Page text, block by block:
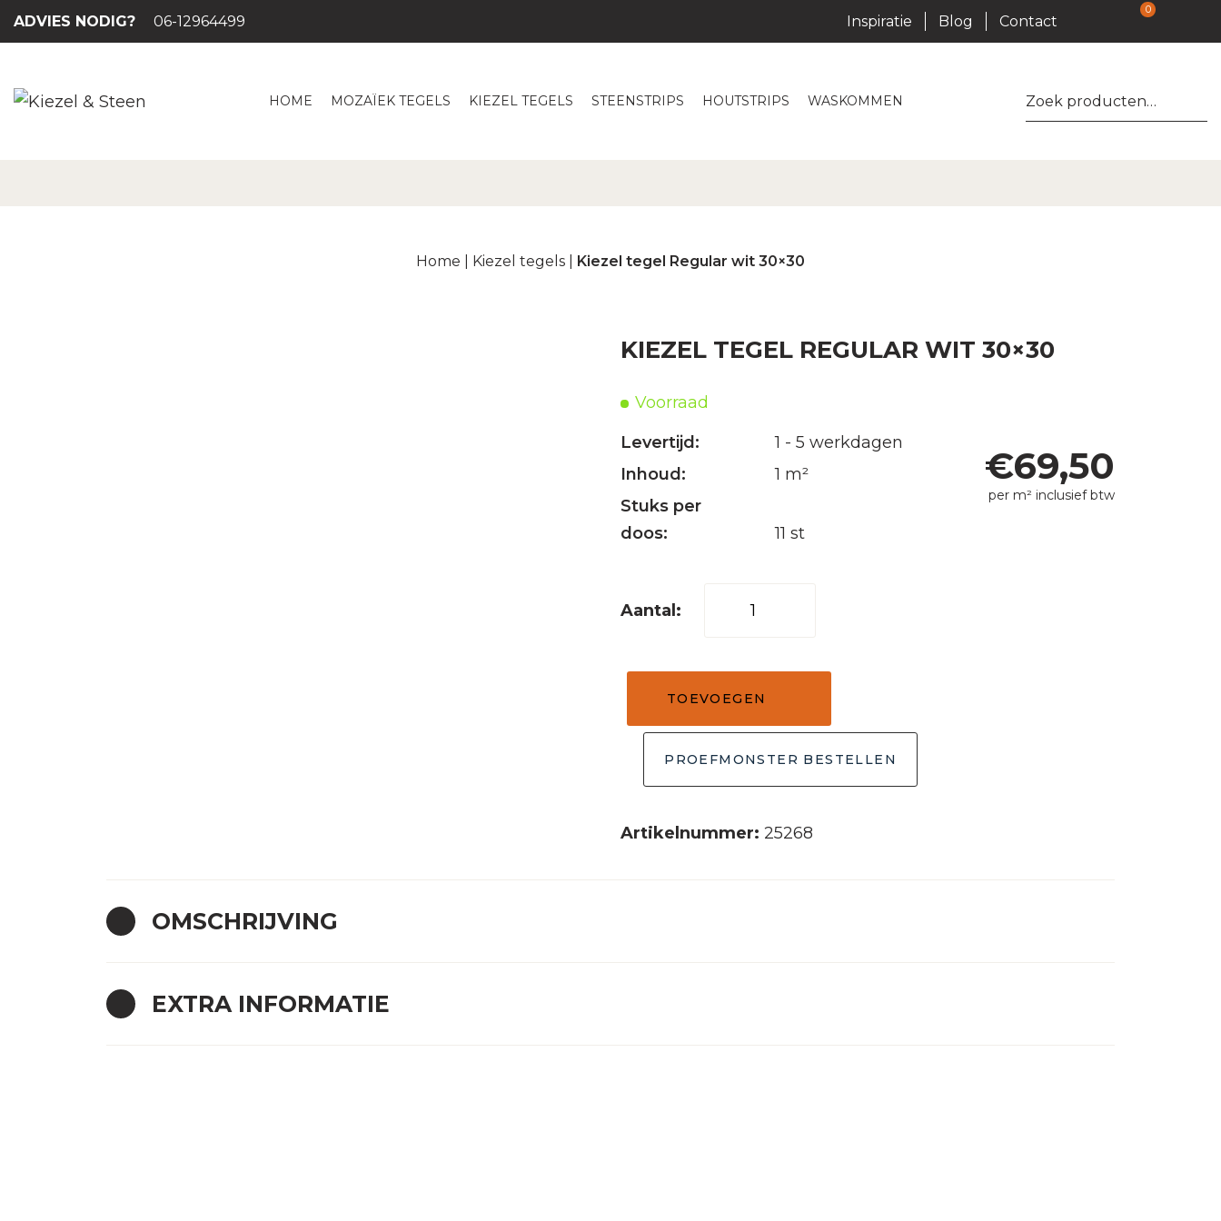
ADVIES NODIG? 06-12964499 Inspiratie Blog Contact
0
HOME MOZAÏEK TEGELS KIEZEL TEGELS STEENSTRIPS HOUTSTRIPS WASKOMMEN
Zoeken
naar:
Home Kiezel tegels Kiezel tegel Regular wit 30×30
KIEZEL TEGEL REGULAR WIT 30×30
Voorraad
€69,50
per m² inclusief btw
Levertijd:
1 - 5 werkdagen
Inhoud:
1 m²
Stuks per
doos:
11 st
wit
30x30
aantal
TOEVOEGEN
PROEFMONSTER BESTELLEN
Artikelnummer: 25268
OMSCHRIJVING
EXTRA INFORMATIE